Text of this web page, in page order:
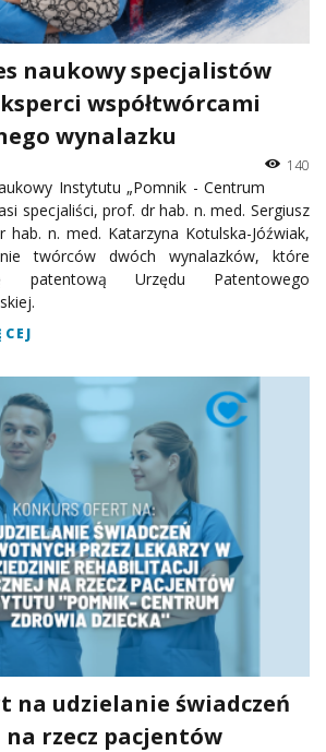
naukowy specjalistów
współtwórcami
wynalazku
140
Instytutu „Pomnik - Centrum
specjaliści, prof. dr hab. n. med. Sergiusz
hab. n. med. Katarzyna Kotulska-Jóźwiak,
twórców dwóch wynalazków, które
patentową Urzędu Patentowego
na udzielanie świadczeń
rzecz pacjentów